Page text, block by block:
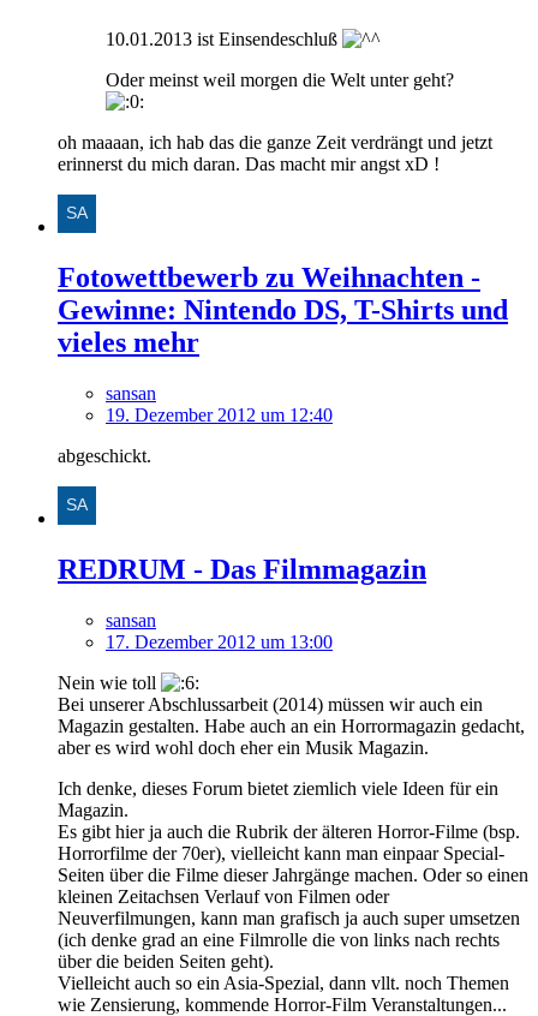
10.01.2013 ist Einsendeschluß
Oder meinst weil morgen die Welt unter geht?
oh maaaan, ich hab das die ganze Zeit verdrängt und jetzt
erinnerst du mich daran. Das macht mir angst xD !
Fotowettbewerb zu Weihnachten -
Gewinne: Nintendo DS, T-Shirts und
vieles mehr
sansan
19. Dezember 2012 um 12:40
abgeschickt.
REDRUM - Das Filmmagazin
sansan
17. Dezember 2012 um 13:00
Nein wie toll
Bei unserer Abschlussarbeit (2014) müssen wir auch ein
Magazin gestalten. Habe auch an ein Horrormagazin gedacht,
aber es wird wohl doch eher ein Musik Magazin.
Ich denke, dieses Forum bietet ziemlich viele Ideen für ein
Magazin.
Es gibt hier ja auch die Rubrik der älteren Horror-Filme (bsp.
Horrorfilme der 70er), vielleicht kann man einpaar Special-
Seiten über die Filme dieser Jahrgänge machen. Oder so einen
kleinen Zeitachsen Verlauf von Filmen oder
Neuverfilmungen, kann man grafisch ja auch super umsetzen
(ich denke grad an eine Filmrolle die von links nach rechts
über die beiden Seiten geht).
Vielleicht auch so ein Asia-Spezial, dann vllt. noch Themen
wie Zensierung, kommende Horror-Film Veranstaltungen...